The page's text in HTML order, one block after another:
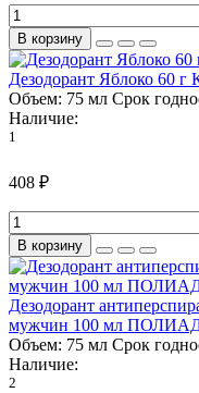
В корзину
Дезодорант Яблоко 60 г
Объем: 75 мл Срок
Наличие:
1
408 ₽
В корзину
Дезодорант
мужчин 100 мл
Объем: 75 мл Срок
Наличие:
2